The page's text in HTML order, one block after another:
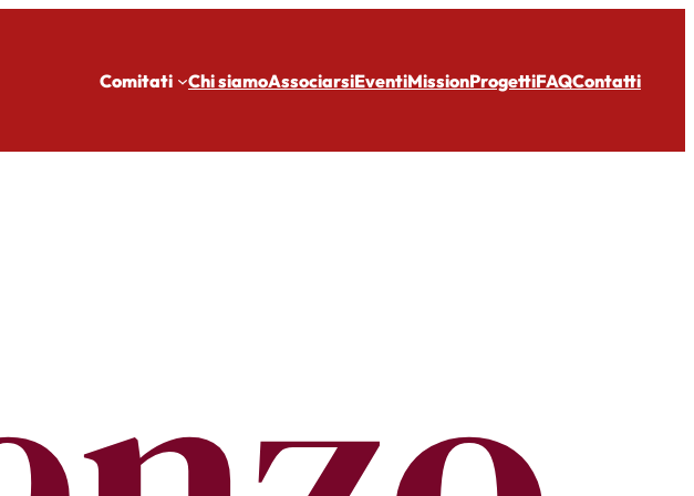
Comitati Chi siamoAssociarsiEventiMissionProgettiFAQContatti